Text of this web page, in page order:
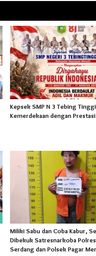
Kepsek SMP N 3 Tebing
Kemerdekaan dengan
Miliki Sabu dan Coba Kabur,
Dibekuk Satresnarkoba
Serdang dan Polsek Pagar